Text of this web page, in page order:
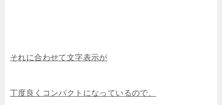
それに合わせて文字表示が
丁度良くコンパクトになっているので、